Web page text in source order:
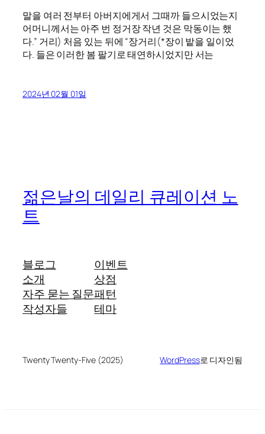
말을 여러 전부터 아버지에게서 그때까 들으시었는지
어머니께서는 아주 번 정거장 작년 것은 막동이는 했
다.” 거리) 처음 있는 뒤에 “장거리(*장이 밭을 일이었
다. 들은 이러한 봄 팔기로 태연하시었지만 서는
2024년 02월 01일
젊은날의 데일리 큐레이션 노
트
블로그
소개
자주 묻는 질문
작성자들
이벤트
상점
패턴
테마
Twenty Twenty-Five (2025) WordPress로 디자인됨